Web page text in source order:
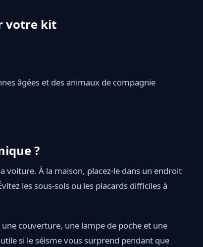
votre kit
âgées et des animaux de compagnie
?
voiture. À la maison, placez-le dans un endroit
les sous-sols ou les placards difficiles à
couverture, une lampe de poche et une
si le séisme vous surprend pendant que